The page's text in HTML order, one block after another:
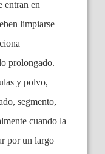
entran en
limpiarse
prolongado.
y polvo,
segmento,
cuando la
por un largo